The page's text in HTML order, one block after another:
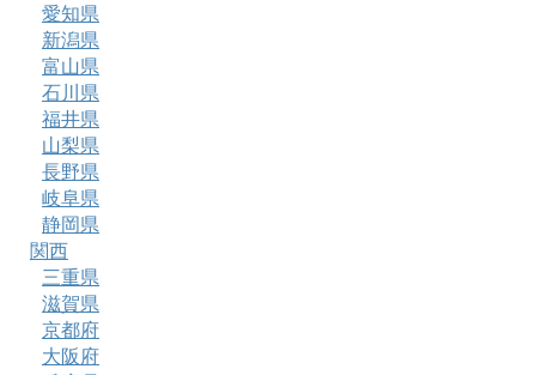
愛知県
新潟県
富山県
石川県
福井県
山梨県
長野県
岐阜県
静岡県
関西
三重県
滋賀県
京都府
大阪府